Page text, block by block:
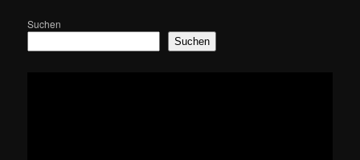
Suchen
Suchen